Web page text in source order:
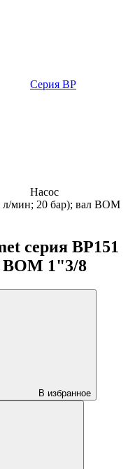
Cерия BP
Насос
л/мин; 20 бар); вал ВОМ
серия BP151
ВОМ 1"3/8
В избранное